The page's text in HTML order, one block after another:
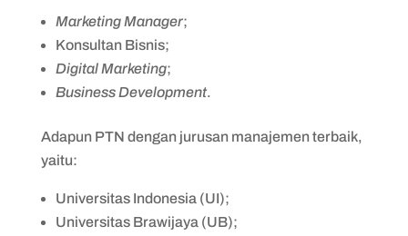
Marketing Manager;
Konsultan Bisnis;
Digital Marketing;
Business Development.
Adapun PTN dengan jurusan manajemen terbaik,
yaitu:
Universitas Indonesia (UI);
Universitas Brawijaya (UB);